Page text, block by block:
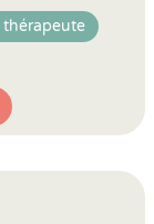
thérapeute